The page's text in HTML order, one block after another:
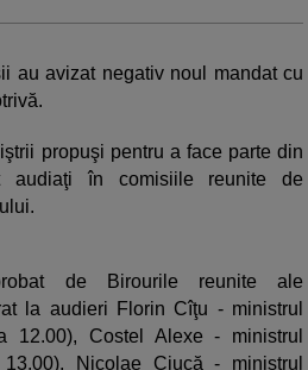
au avizat negativ noul mandat cu
propuşi pentru a face parte din
audiaţi în comisiile reunite de
de Birourile reunite ale
la audieri Florin Cîţu - ministrul
12.00), Costel Alexe - ministrul
Nicolae Ciucă - ministrul